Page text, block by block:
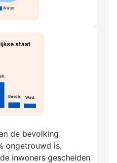
Water
staat
Gesch. Wed.
de bevolking
ongetrouwd is.
inwoners gescheiden